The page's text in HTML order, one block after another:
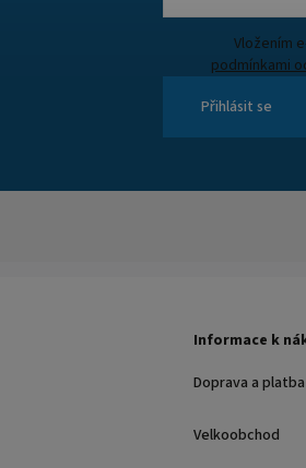
podmínkami
Přihlásit se
Informace k
Doprava a platba
Velkoobchod